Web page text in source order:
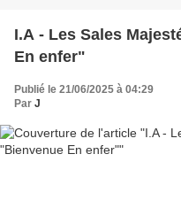
I.A - Les Sales
En enfer"
Publié le 21/06/2025 à 04:29
Par J